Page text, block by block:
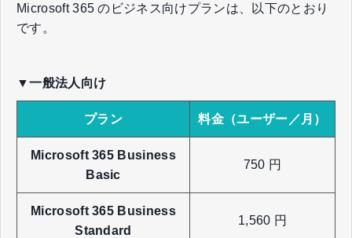
Microsoft 365 のビジネス向けプランは、以下のとおり
です。
▼一般法人向け
プラン 料金（ユーザー／月）
Microsoft 365 Business
Basic
750 円
Microsoft 365 Business
Standard
1,560 円